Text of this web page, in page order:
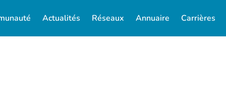
Actualités Réseaux Annuaire Carrières